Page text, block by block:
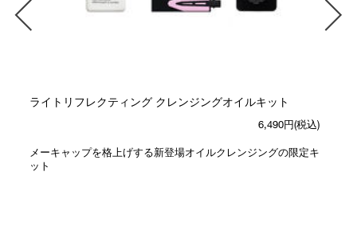
ライトリフレクティング クレンジングオイルキット
6,490円(税込)
メーキャップを格上げする新登場オイルクレンジングの限定キ
ット